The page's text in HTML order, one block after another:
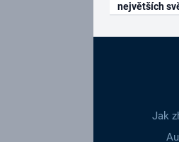
největších
Jak